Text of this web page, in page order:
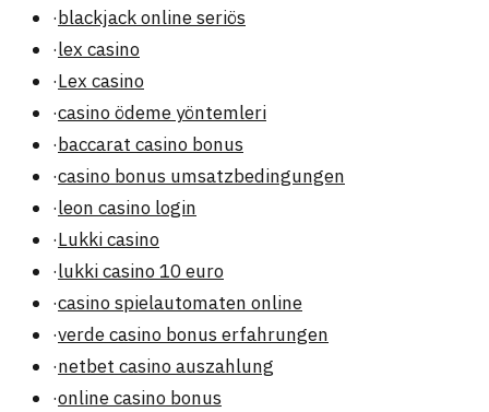
·blackjack online seriös
·lex casino
·Lex casino
·casino ödeme yöntemleri
·baccarat casino bonus
·casino bonus umsatzbedingungen
·leon casino login
·Lukki casino
·lukki casino 10 euro
·casino spielautomaten online
·verde casino bonus erfahrungen
·netbet casino auszahlung
·online casino bonus